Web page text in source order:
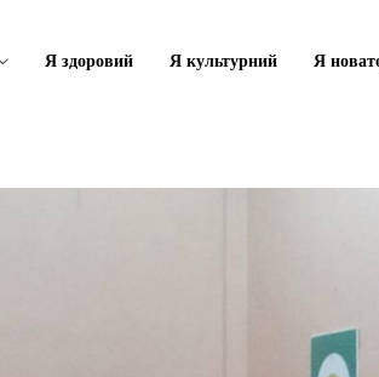
Я здоровий Я культурний Я